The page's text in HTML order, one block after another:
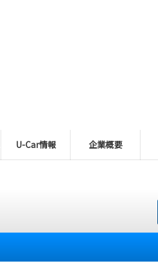
U-Car情報 企業概要